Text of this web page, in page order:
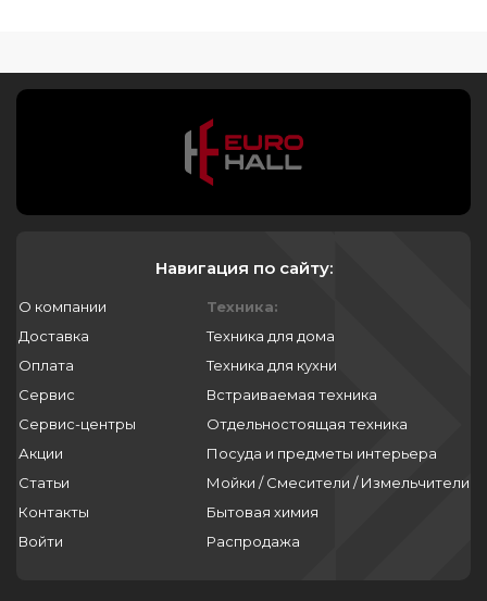
Навигация по сайту:
О компании
Доставка
Оплата
Сервис
Сервис-центры
Акции
Статьи
Контакты
Войти
Техника:
Техника для дома
Техника для кухни
Встраиваемая техника
Отдельностоящая техника
Посуда и предметы интерьера
Мойки / Смесители / Измельчители
Бытовая химия
Распродажа